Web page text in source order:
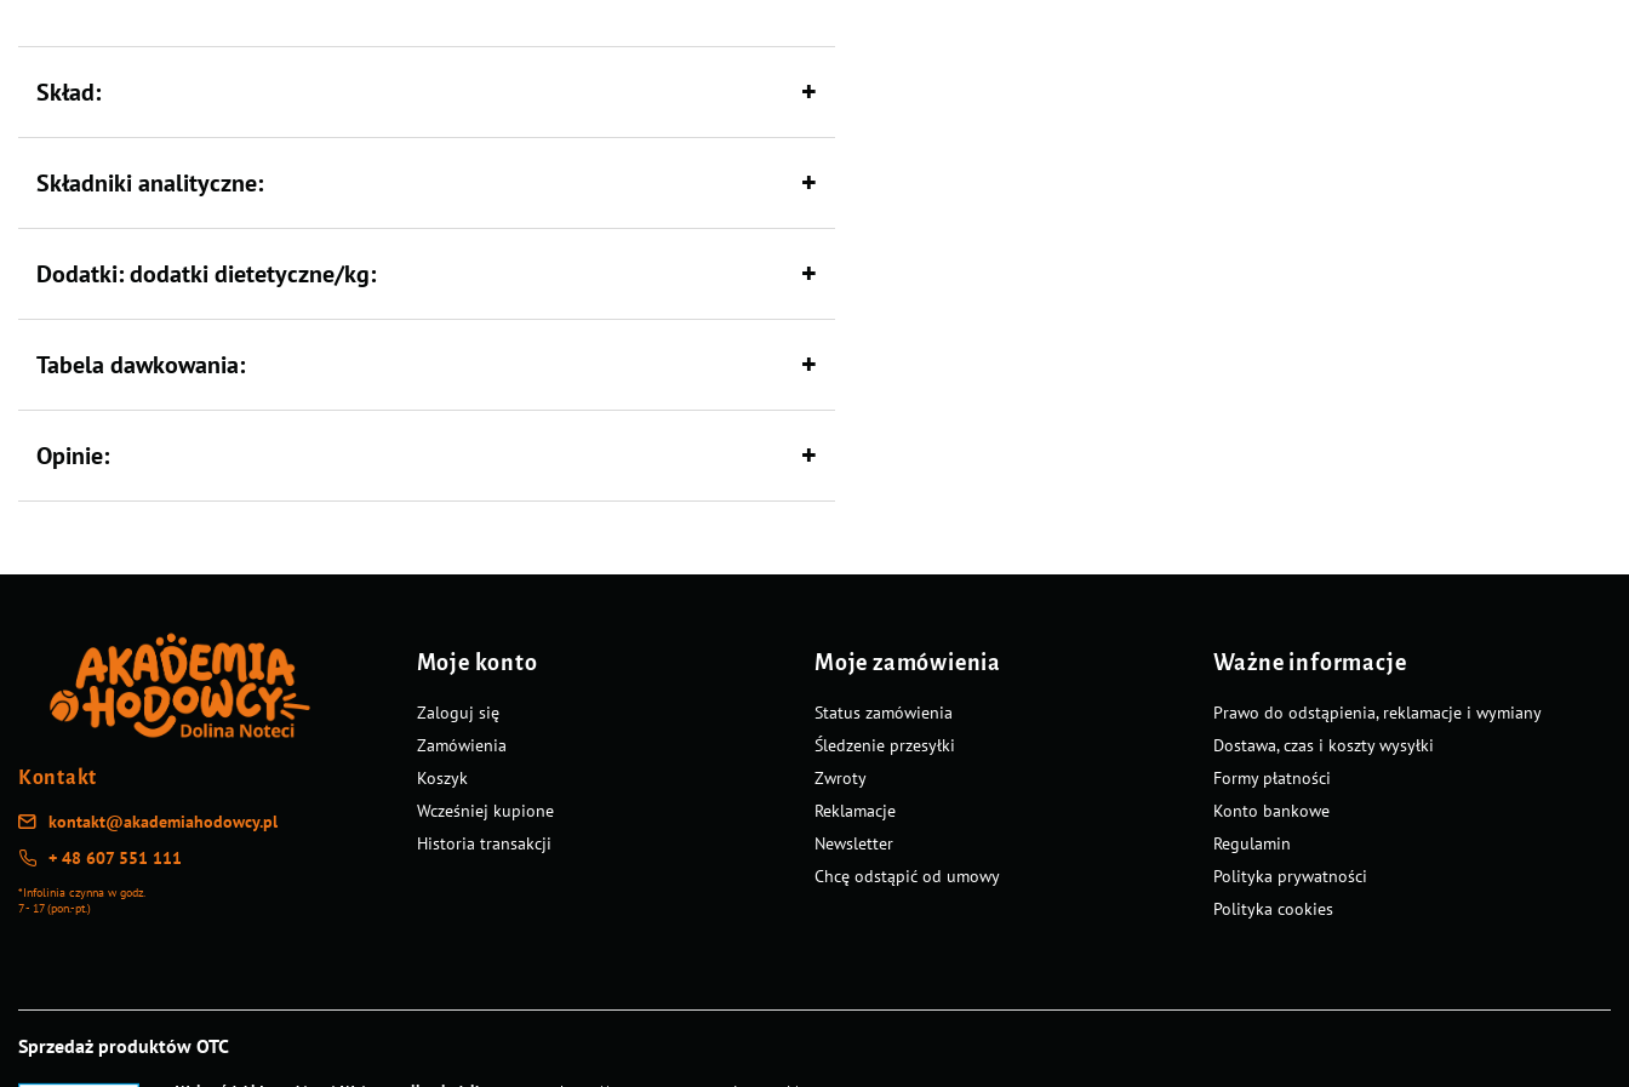
Skład:
Składniki analityczne:
Dodatki: dodatki dietetyczne/kg:
Tabela dawkowania:
Opinie:
Kontakt
kontakt@akademiahodowcy.pl
+ 48 607 551 111
*Infolinia czynna w godz.
7 - 17 (pon.-pt.)
Moje konto
Zaloguj się
Zamówienia
Koszyk
Wcześniej kupione
Historia transakcji
Moje zamówienia
Status zamówienia
Śledzenie przesyłki
Zwroty
Reklamacje
Newsletter
Chcę odstąpić od umowy
Ważne informacje
Prawo do odstąpienia, reklamacje i wymiany
Dostawa, czas i koszty wysyłki
Formy płatności
Konto bankowe
Regulamin
Polityka prywatności
Polityka cookies
Sprzedaż produktów OTC